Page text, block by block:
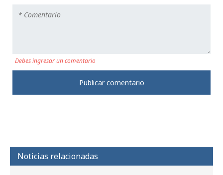
Debes ingresar un comentario
Noticias relacionadas